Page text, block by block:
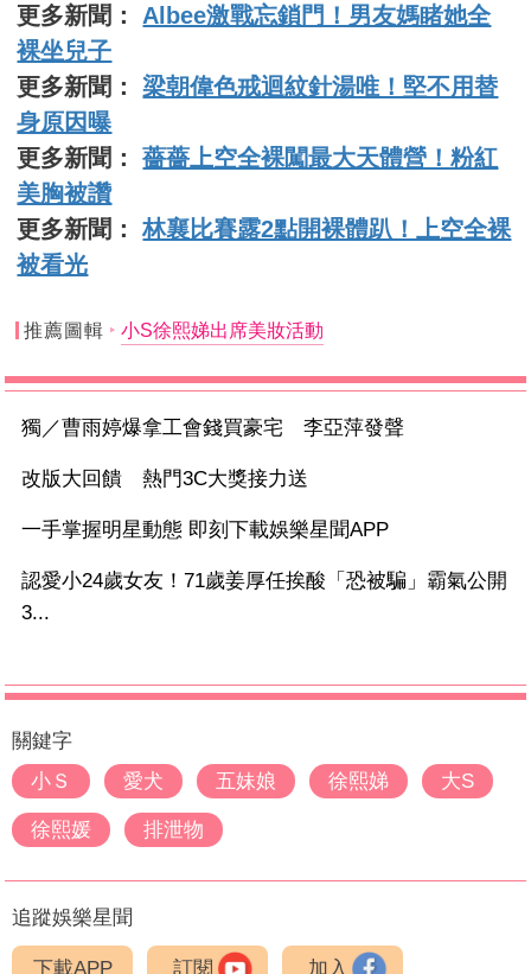
更多新聞： Albee激戰忘鎖門！男友媽睹她全
裸坐兒子
更多新聞：梁朝偉色戒迴紋針湯唯！堅不用替
身原因曝
更多新聞：薔薔上空全裸闖最大天體營！粉紅
美胸被讚
更多新聞：林襄比賽露2點開裸體趴！上空全裸
被看光
推薦圖輯 小S徐熙娣出席美妝活動
獨／曹雨婷爆拿工會錢買豪宅 李亞萍發聲
改版大回饋 熱門3C大獎接力送
一手掌握明星動態 即刻下載娛樂星聞APP
認愛小24歲女友！71歲姜厚任挨酸「恐被騙」霸氣公開
3...
關鍵字
小Ｓ
愛犬 五妹娘 徐熙娣 大S
徐熙媛 排泄物
追蹤娛樂星聞
下載APP 訂閱 加入